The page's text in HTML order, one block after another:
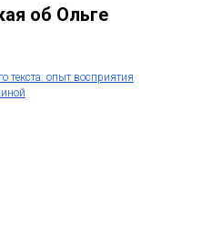
об Ольге
текста: опыт восприятия